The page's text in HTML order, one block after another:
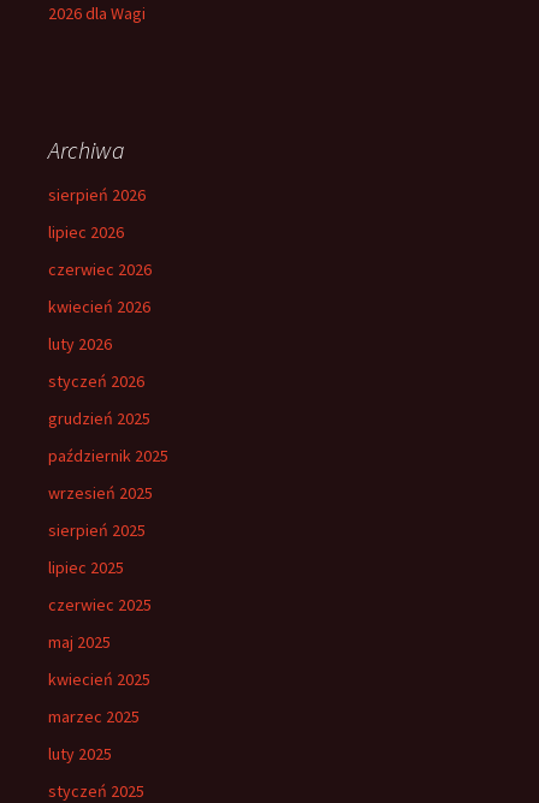
2026 dla Wagi
Archiwa
sierpień 2026
lipiec 2026
czerwiec 2026
kwiecień 2026
luty 2026
styczeń 2026
grudzień 2025
październik 2025
wrzesień 2025
sierpień 2025
lipiec 2025
czerwiec 2025
maj 2025
kwiecień 2025
marzec 2025
luty 2025
styczeń 2025